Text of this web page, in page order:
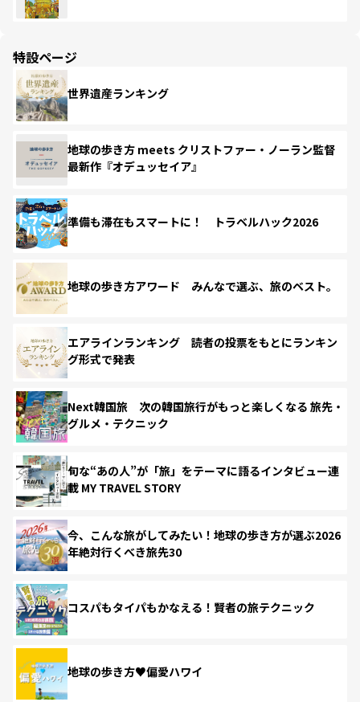
特設ページ
世界遺産ランキング
地球の歩き方 meets クリストファー・ノーラン監督
最新作『オデュッセイア』
準備も滞在もスマートに！ トラベルハック2026
地球の歩き方アワード みんなで選ぶ、旅のベスト。
エアラインランキング 読者の投票をもとにランキン
グ形式で発表
Next韓国旅 次の韓国旅行がもっと楽しくなる 旅先・
グルメ・テクニック
旬な“あの人”が「旅」をテーマに語るインタビュー連
載 MY TRAVEL STORY
今、こんな旅がしてみたい！地球の歩き方が選ぶ2026
年絶対行くべき旅先30
コスパもタイパもかなえる！賢者の旅テクニック
地球の歩き方♥偏愛ハワイ